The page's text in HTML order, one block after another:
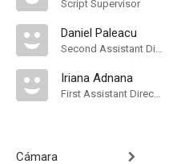
Script Supervisor
Daniel Paleacu
Second Assistant Director
Iriana Adnana
First Assistant Director
Cámara